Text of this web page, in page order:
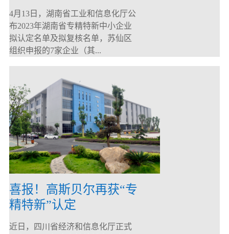
企业
4月13日，湖南省工业和信息化厅公
布2023年湖南省专精特新中小企业
拟认定名单及拟复核名单，苏仙区
组织申报的7家企业（其...
喜报！高斯贝尔再获“专
精特新”认定
近日，四川省经济和信息化厅正式